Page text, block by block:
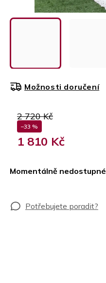
2 720 Kč
–33 %
1 810 Kč
Momentálně nedostupné
Možnosti doručení